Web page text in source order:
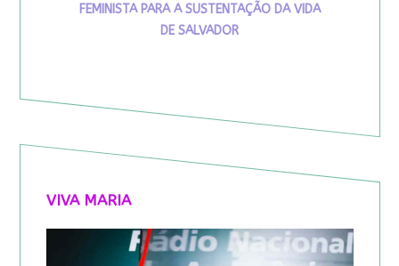
FEMINISTA PARA A SUSTENTAÇÃO DA VIDA
DE SALVADOR
VIVA MARIA